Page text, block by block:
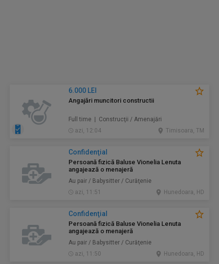
6.000 LEI
Angajări muncitori constructii
Full time | Construcţii / Amenajări
azi, 12:04
Timisoara, TM
Confidenţial
Persoană fizică Baluse Vionelia Lenuta
angajează o menajeră
Au pair / Babysitter / Curăţenie
azi, 11:51
Hunedoara, HD
Confidenţial
Persoană fizică Baluse Vionelia Lenuta
angajează o menajeră
Au pair / Babysitter / Curăţenie
azi, 11:50
Hunedoara, HD